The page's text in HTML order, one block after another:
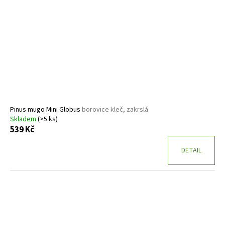
Pinus mugo Mini Globus borovice kleč, zakrslá
Skladem (>5 ks)
539 Kč
DETAIL